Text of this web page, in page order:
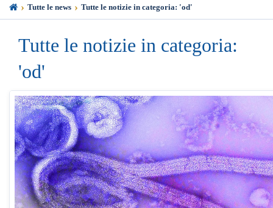
› Tutte le news › Tutte le notizie in categoria: 'od'
Tutte le notizie in categoria:
'od'